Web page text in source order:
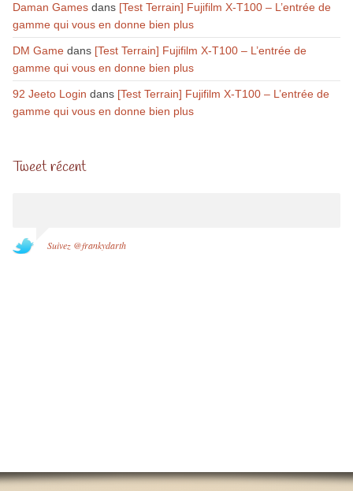
Daman Gamesdans [Test Terrain] Fujifilm X-T100 – L’entrée de
gamme qui vous en donne bien plus
DM Gamedans [Test Terrain] Fujifilm X-T100 – L’entrée de
gamme qui vous en donne bien plus
92 Jeeto Login dans [Test Terrain] Fujifilm X-T100 – L’entrée de
gamme qui vous en donne bien plus
Tweet récent
Suivez @frankydarth